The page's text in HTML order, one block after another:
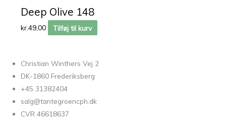
Deep Olive 148
kr.49,00 Tilføj til kurv
Christian Winthers Vej 2
DK-1860 Frederiksberg
+45 31382404
salg@tantegroencph.dk
CVR 46618637